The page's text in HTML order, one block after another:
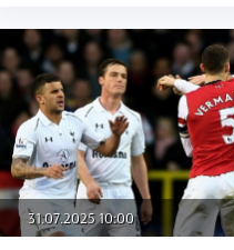
31.07.2025 10:00